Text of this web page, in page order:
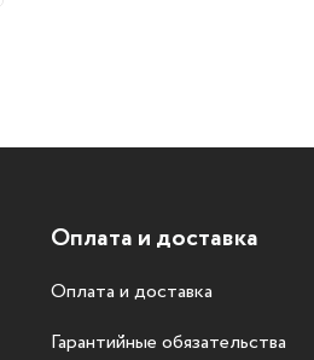
Оплата и доставка
Оплата и доставка
Гарантийные обязательства